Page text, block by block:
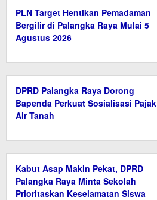
PLN Target Hentikan Pemadaman
Bergilir di Palangka Raya Mulai 5
Agustus 2026
DPRD Palangka Raya Dorong
Bapenda Perkuat Sosialisasi Pajak
Air Tanah
Kabut Asap Makin Pekat, DPRD
Palangka Raya Minta Sekolah
Prioritaskan Keselamatan Siswa